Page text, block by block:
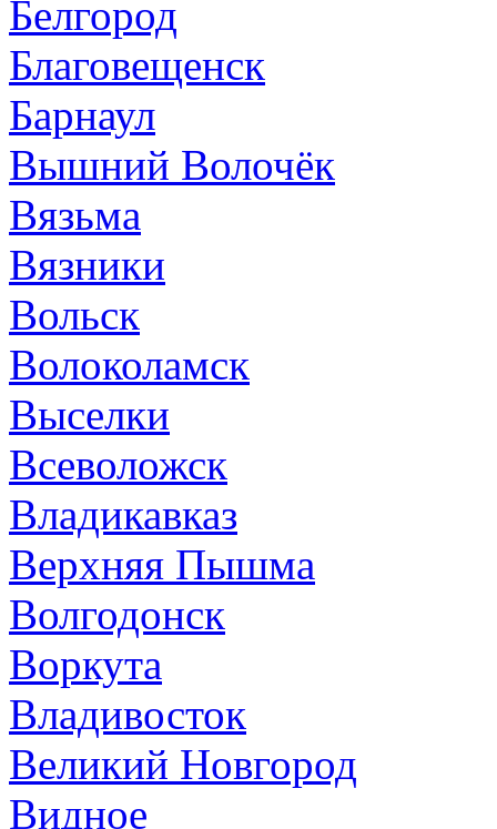
Белгород
Благовещенск
Барнаул
Вышний Волочёк
Вязьма
Вязники
Вольск
Волоколамск
Выселки
Всеволожск
Владикавказ
Верхняя Пышма
Волгодонск
Воркута
Владивосток
Великий Новгород
Видное